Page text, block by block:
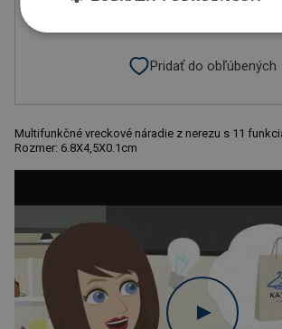
Pridať do obľúbených
Multifunkčné vreckové náradie z nerezu s 11
Rozmer: 6.8X4,5X0.1cm